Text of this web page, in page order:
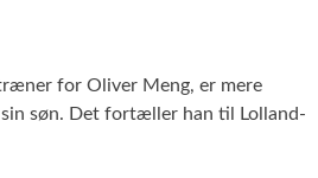
for Oliver Meng, er mere
søn. Det fortæller han til Lolland-